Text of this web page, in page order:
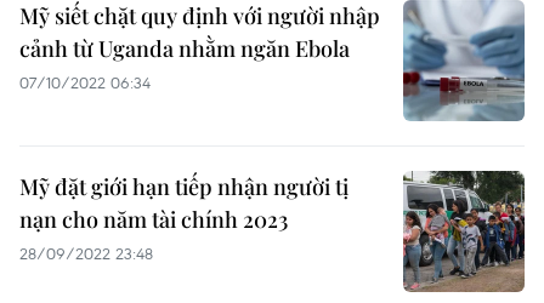
Mỹ siết chặt quy định với người nhập
cảnh từ Uganda nhằm ngăn Ebola
07/10/2022 06:34
Mỹ đặt giới hạn tiếp nhận người tị
nạn cho năm tài chính 2023
28/09/2022 23:48